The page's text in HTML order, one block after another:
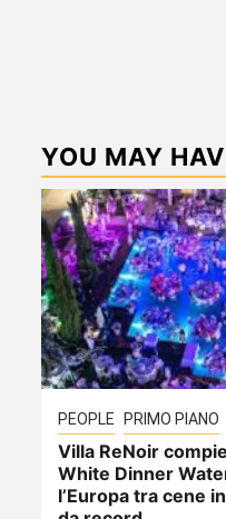
YOU MAY
PEOPLE PRIMO PIANO
Villa ReNoir
White Dinner
l’Europa tra cene